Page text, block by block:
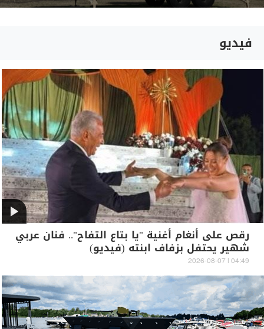
فيديو
رقص على أنغام أغنية "يا بتاع التفاح".. فنان عربي
شهير يحتفل بزفاف ابنته (فيديو)
04:49 | 2026-08-07